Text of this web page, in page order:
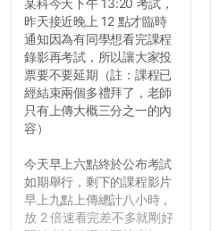
反正老人我明天就要搬離新
竹，之後如何發展與我無
關，就當最後一天發個牢騷
吧XD，祝學弟妹們修課順利
~~...
某科今天下午 13:20 考試，
昨天接近晚上 12 點才臨時
通知因為有同學想看完課程
錄影再考試，所以讓大家投
票要不要延期（註：課程已
經結束兩個多禮拜了，老師
只有上傳大概三分之一的內
容）
今天早上六點終於公布考試
如期舉行，剩下的課程影片
早上九點上傳總計八小時，
放 2 倍速看完差不多就剛好